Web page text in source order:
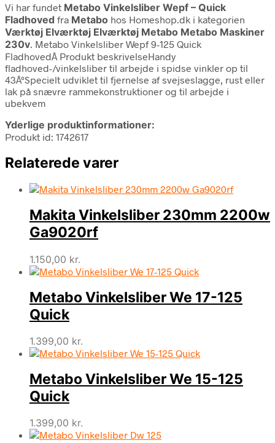
Vi har fundet Metabo Vinkelsliber Wepf – Quick
Fladhoved fra Metabo hos Homeshop.dk i kategorien
Værktøj Elværktøj Elværktøj Metabo Metabo Maskiner
230v. Metabo Vinkelsliber Wepf 9-125 Quick
FladhovedÂ Produkt beskrivelseHandy
fladhoved-/vinkelsliber til arbejde i spidse vinkler op til
43Â°Specielt udviklet til fjernelse af svejseslagge, rust eller
lak på snævre rammekonstruktioner og til arbejde i
ubekvem
Yderlige produktinformationer:
Produkt id: 1742617
Relaterede varer
Makita Vinkelsliber 230mm 2200w
Ga9020rf
1.150,00 kr.
Metabo Vinkelsliber We 17-125
Quick
1.399,00 kr.
Metabo Vinkelsliber We 15-125
Quick
1.399,00 kr.